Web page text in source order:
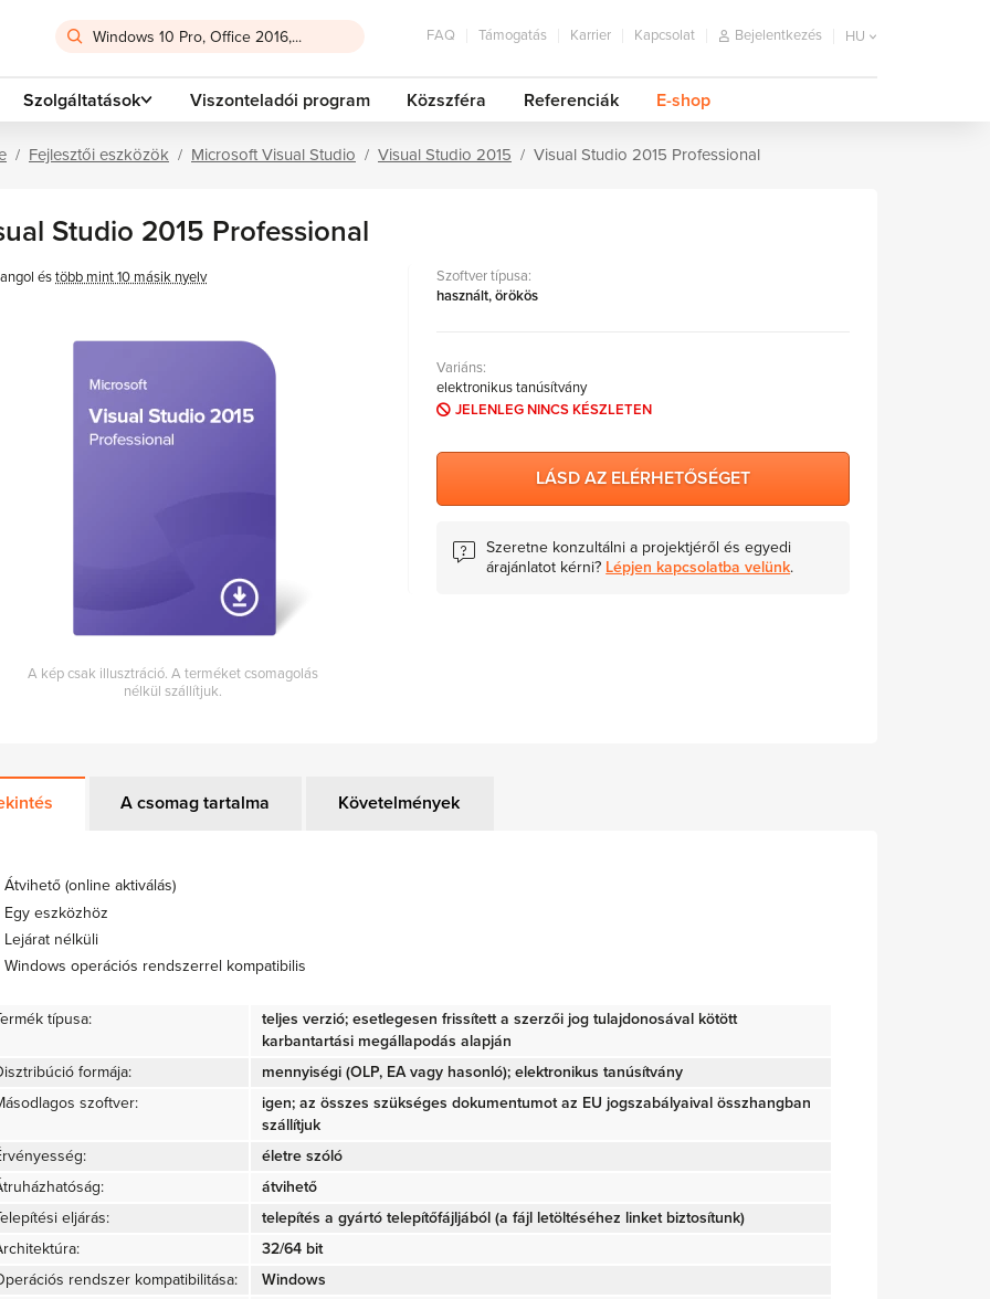
FAQ Támogatás Karrier Kapcsolat Bejelentkezés HU
Szolgáltatások Viszonteladói program Közszféra Referenciák E-shop
Fejlesztői eszközök Microsoft Visual Studio Visual Studio 2015 Visual Studio 2015 Professional
Studio 2015 Professional
angol éstöbb mint 10 másik nyelv
A kép csak illusztráció. A terméket csomagolás
nélkül szállítjuk.
Szoftver típusa:
használt, örökös
Variáns:
elektronikus tanúsítvány
JELENLEG NINCS KÉSZLETEN
LÁSD AZ ELÉRHETŐSÉGET
Szeretne konzultálni a projektjéről és egyedi
árajánlatot kérni? Lépjen kapcsolatba velünk.
A csomag tartalma Követelmények
Átvihető (online aktiválás)
Egy eszközhöz
Lejárat nélküli
Windows operációs rendszerrel kompatibilis
típusa:
teljes verzió; esetlegesen frissített a szerzői jog tulajdonosával kötött
karbantartási megállapodás alapján
formája:
mennyiségi (OLP, EA vagy hasonló); elektronikus tanúsítvány
szoftver:
igen; az összes szükséges dokumentumot az EU jogszabályaival összhangban
szállítjuk
életre szóló
átvihető
eljárás:
telepítés a gyártó telepítőfájljából (a fájl letöltéséhez linket biztosítunk)
32/64 bit
rendszer kompatibilitása:
Windows